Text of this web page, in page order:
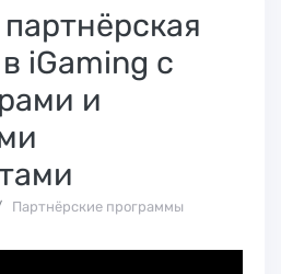
iGaming с
и
Партнёрские программы